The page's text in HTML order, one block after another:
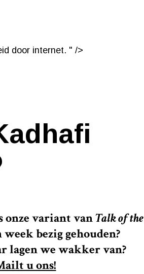
door internet. " />
door internet. " />
onze variant vanTalk of the
bezig gehouden?
lagen we wakker van?
u ons!